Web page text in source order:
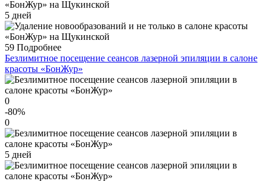
5 дней
59 Подробнее
Безлимитное посещение сеансов лазерной эпиляции в салоне
красоты «БонЖур»
0
-80%
0
5 дней